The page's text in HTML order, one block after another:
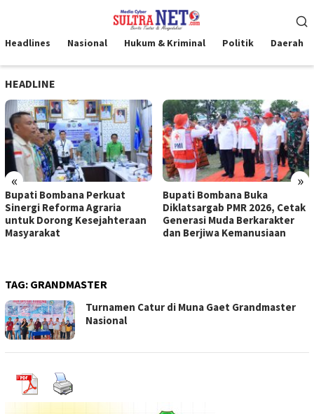
kontenMobile
Headlines Nasional Hukum & Kriminal Politik Daerah
HEADLINE
« »
Bupati Bombana Perkuat
Sinergi Reforma Agraria
untuk Dorong Kesejahteraan
Masyarakat
Bupati Bombana Buka
Diklatsargab PMR 2026, Cetak
Generasi Muda Berkarakter
dan Berjiwa Kemanusiaan
TAG: GRANDMASTER
Turnamen Catur di Muna Gaet Grandmaster
Nasional